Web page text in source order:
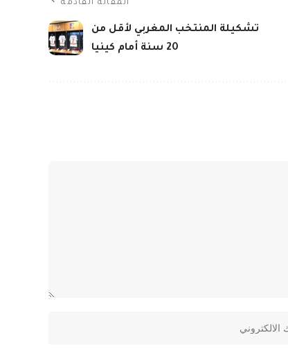
المقالة القادمة
تشكيلة المنتخب المغربي لأقل من
20 سنة أمام كينيا